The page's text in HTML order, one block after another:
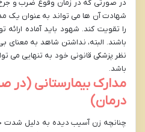
در صورتی که در زمان وقوع ضرب و
شهادت آن ها می تواند به عنوان یک
را تقویت کند. شهود باید آماده
باشند. البته، نداشتن شاهد به معنای
نظر پزشکی قانونی خود به تنهایی می
باشد.
مدارک بیمارستانی (در
درمان)
چنانچه زن آسیب دیده به دلیل شدت